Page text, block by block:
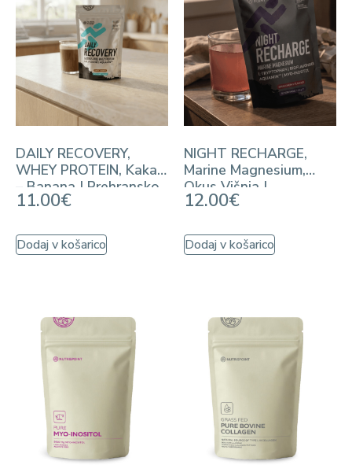
DAILY RECOVERY,
WHEY PROTEIN, Kakav
– Banana | Prehransko
dopolnilo
11.00€
Dodaj v košarico
NIGHT RECHARGE,
Marine Magnesium,
Okus Višnja |
Prehransko dopolnilo
12.00€
Dodaj v košarico